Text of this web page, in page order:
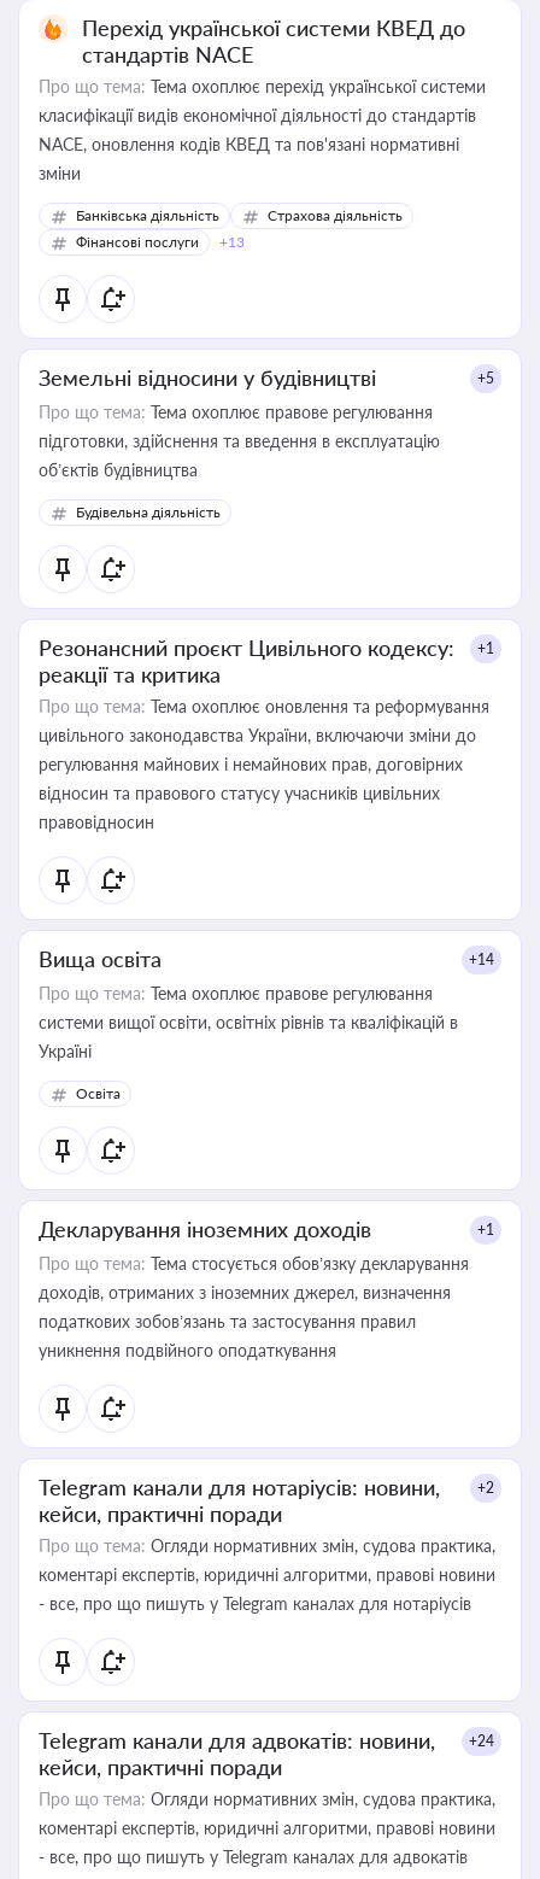
Перехід української системи КВЕД до
стандартів NACE
Про що тема: Тема охоплює перехід української системи
класифікації видів економічної діяльності до стандартів
NACE, оновлення кодів КВЕД та пов'язані нормативні
зміни
Банківська діяльність
Страхова діяльність
Фінансові послуги
+13
Земельні відносини у будівництві +5
Про що тема: Тема охоплює правове регулювання
підготовки, здійснення та введення в експлуатацію
об’єктів будівництва
Будівельна діяльність
Резонансний проєкт Цивільного кодексу:
реакції та критика
+1
Про що тема: Тема охоплює оновлення та реформування
цивільного законодавства України, включаючи зміни до
регулювання майнових і немайнових прав, договірних
відносин та правового статусу учасників цивільних
правовідносин
Вища освіта +14
Про що тема: Тема охоплює правове регулювання
системи вищої освіти, освітніх рівнів та кваліфікацій в
Україні
Освіта
Декларування іноземних доходів +1
Про що тема: Тема стосується обов’язку декларування
доходів, отриманих з іноземних джерел, визначення
податкових зобов’язань та застосування правил
уникнення подвійного оподаткування
Telegram канали для нотаріусів: новини,
кейси, практичні поради
+2
Про що тема: Огляди нормативних змін, судова практика,
коментарі експертів, юридичні алгоритми, правові новини
- все, про що пишуть у Telegram каналах для нотаріусів
Telegram канали для адвокатів: новини,
кейси, практичні поради
+24
Про що тема: Огляди нормативних змін, судова практика,
коментарі експертів, юридичні алгоритми, правові новини
- все, про що пишуть у Telegram каналах для адвокатів